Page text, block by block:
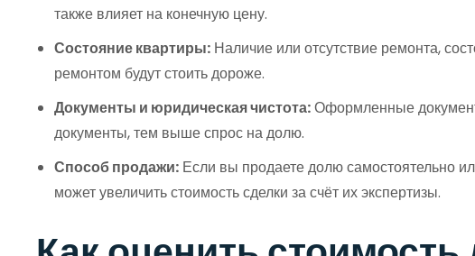
также влияет на конечную цену.
Состояние квартиры: Наличие или отсутствие ремонта,
ремонтом будут стоить дороже.
Документы и юридическая чистота:Оформленные
документы, тем выше спрос на долю.
Способ продажи: Если вы продаете долю самостоятельно
может увеличить стоимость сделки за счёт их экспертизы.